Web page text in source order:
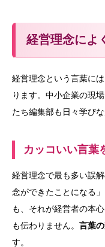
経営理念によ
経営理念という言葉に
ります。中小企業の現
たち編集部も日々学び
カッコいい言葉
経営理念で最も多い誤
念ができたことになる
も、それが経営者の本
も伝わりません。 言葉
す。